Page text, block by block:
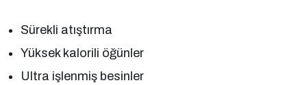
Sürekli atıştırma
Yüksek kalorili öğünler
Ultra işlenmiş besinler